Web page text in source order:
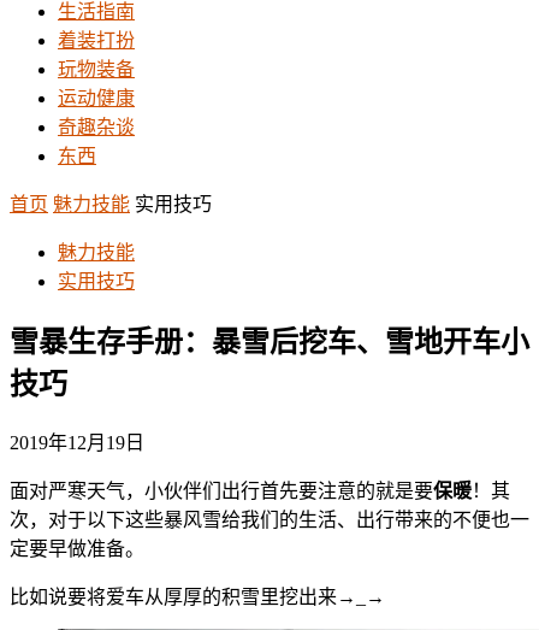
生活指南
着装打扮
玩物装备
运动健康
奇趣杂谈
东西
首页 魅力技能 实用技巧
魅力技能
实用技巧
雪暴生存手册：暴雪后挖车、雪地开车小
技巧
2019年12月19日
面对严寒天气，小伙伴们出行首先要注意的就是要保暖！其
次，对于以下这些暴风雪给我们的生活、出行带来的不便也一
定要早做准备。
比如说要将爱车从厚厚的积雪里挖出来→_→